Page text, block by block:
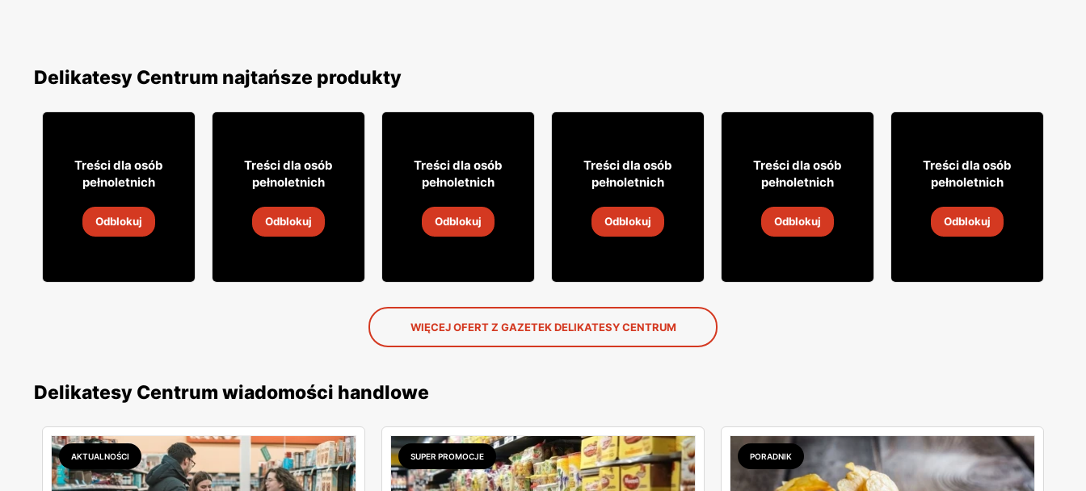
Delikatesy Centrum najtańsze produkty
31 99
19 sie 2026
Treści dla osób
pełnoletnich
Odblokuj
579
19 sie 2026
Treści dla osób
pełnoletnich
Odblokuj
29 95
19 sie 2026
Treści dla osób
pełnoletnich
Odblokuj
999
19 sie 2026
Treści dla osób
pełnoletnich
Odblokuj
26 99
19 sie 2026
Treści dla osób
pełnoletnich
Odblokuj
19 99
19 sie 2026
Treści dla osób
pełnoletnich
Odblokuj
WIĘCEJ OFERT Z GAZETEK DELIKATESY CENTRUM
Delikatesy Centrum wiadomości handlowe
AKTUALNOŚCI SUPER PROMOCJE PORADNIK